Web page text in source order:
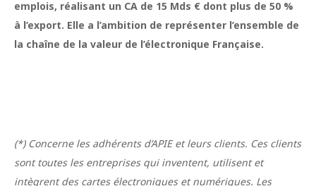
emplois, réalisant un CA de 15 Mds € dont plus de 50 %
à l’export. Elle a l’ambition de représenter l’ensemble de
la chaîne de la valeur de l’électronique Française.
(*) Concerne les adhérents d’APIE et leurs clients. Ces clients
sont toutes les entreprises qui inventent, utilisent et
intègrent des cartes électroniques et numériques. Les